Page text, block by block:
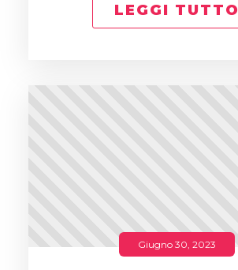
LEGGI TUTTO
Giugno 30, 2023